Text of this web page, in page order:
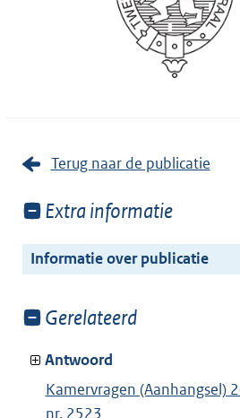
Terug naar de publicatie
Toon
van:
Extra informatie
Informatie over publicatie
Toon
van:
Gerelateerd
Antwoord
Kamervragen (Aanhangsel)
nr. 2523